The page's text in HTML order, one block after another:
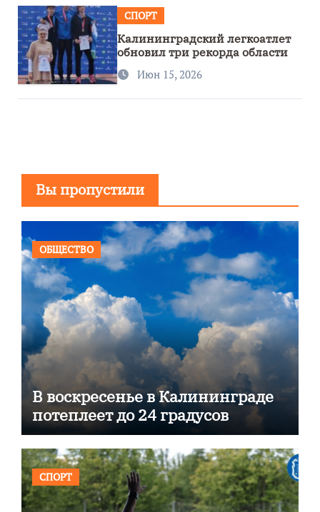
СПОРТ
Калининградский легкоатлет
обновил три рекорда области
Июн 15, 2026
Вы пропустили
ОБЩЕСТВО
В воскресенье в Калининграде
потеплеет до 24 градусов
СПОРТ